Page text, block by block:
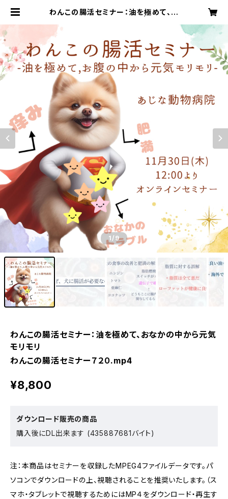
わんこの腸活セミナー：油を極めて、お
1 /9
わんこの腸活セミナー：油を極めて、おなかの中から元気
モリモリ
わんこの腸活セミナー７２０.mp4
¥8,800
ダウンロード販売の商品
購入後にDL出来ます (435887681バイト)
注：本商品はセミナーを収録したMPEG4ファイルデータです。パ
ソコンでダウンロードの上、視聴されることを推奨いたします。（ス
マホ・タブレットで視聴するためにはMP４をダウンロード・再生す